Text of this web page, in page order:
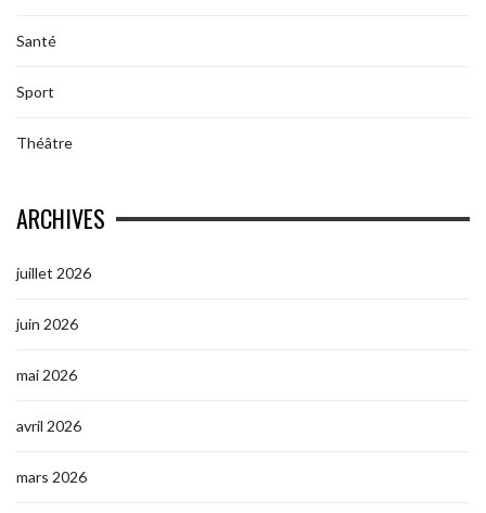
Santé
Sport
Théâtre
ARCHIVES
juillet 2026
juin 2026
mai 2026
avril 2026
mars 2026